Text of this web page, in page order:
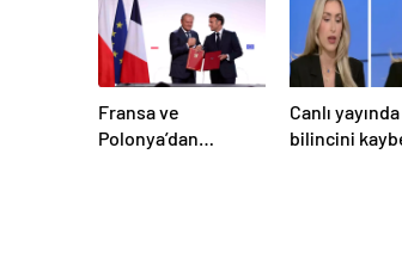
Fransa ve
Polonya’dan
Canlı yayında
bilincini